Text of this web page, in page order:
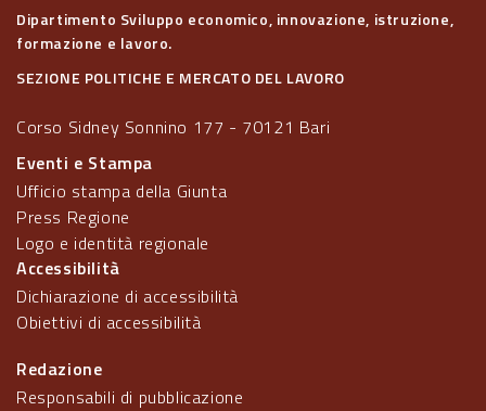
Dipartimento Sviluppo economico, innovazione, istruzione,
formazione e lavoro.
SEZIONE POLITICHE E MERCATO DEL LAVORO
Corso Sidney Sonnino 177 - 70121 Bari
Eventi e Stampa
Ufficio stampa della Giunta
Press Regione
Logo e identità regionale
Accessibilità
Dichiarazione di accessibilità
Obiettivi di accessibilità
Redazione
Responsabili di pubblicazione